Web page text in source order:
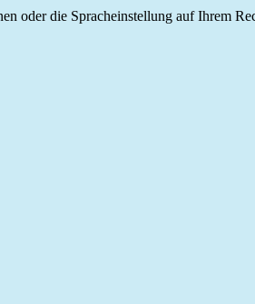
oder die Spracheinstellung auf Ihrem